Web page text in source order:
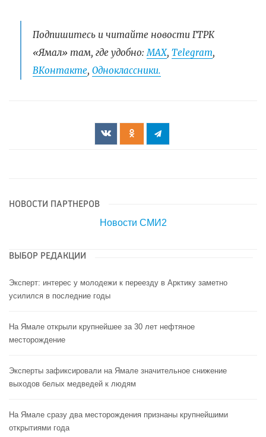
Подпишитесь и читайте новости ГТРК
«Ямал» там, где удобно: МАХ, Telegram,
ВКонтакте, Одноклассники.
НОВОСТИ ПАРТНЕРОВ
Новости СМИ2
ВЫБОР РЕДАКЦИИ
Эксперт: интерес у молодежи к переезду в Арктику заметно
усилился в последние годы
На Ямале открыли крупнейшее за 30 лет нефтяное
месторождение
Эксперты зафиксировали на Ямале значительное снижение
выходов белых медведей к людям
На Ямале сразу два месторождения признаны крупнейшими
открытиями года